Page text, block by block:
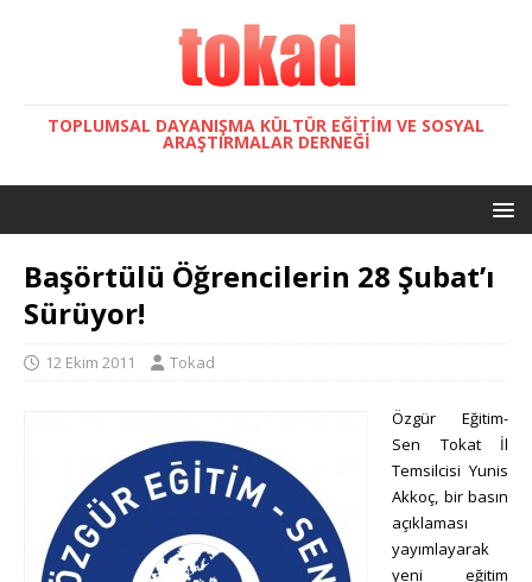
TOPLUMSAL DAYANIŞMA KÜLTÜR EĞITIM VE SOSYAL
ARAŞTIRMALAR DERNEĞI
Başörtülü Öğrencilerin 28 Şubat’ı
Sürüyor!
12 Ekim 2011 Tokad
Özgür Eğitim-
Sen Tokat İl
Temsilcisi Yunis
Akkoç, bir basın
açıklaması
yayımlayarak
yeni eğitim